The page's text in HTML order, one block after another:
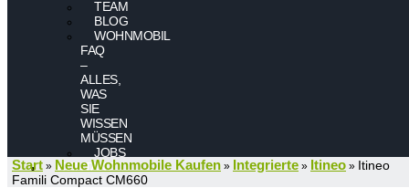
TEAM
BLOG
WOHNMOBIL
FAQ
–
ALLES,
WAS
SIE
WISSEN
MÜSSEN
JOBS
KONTAKT
Start » Neue Wohnmobile Kaufen » Integrierte » Itineo » Itineo
Famili Compact CM660